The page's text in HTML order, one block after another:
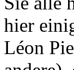
hier
Léon